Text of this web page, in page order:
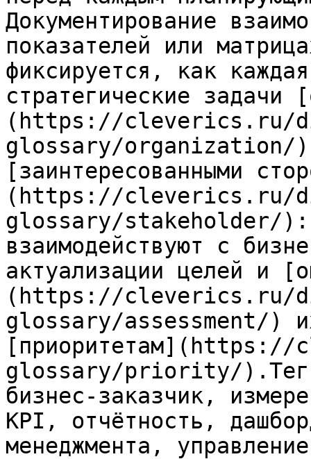
Документирование
показателей или
фиксируется, как
стратегические задачи
(https://cleverics.ru/
glossary/organization/
[заинтересованными
(https://cleverics.ru/
glossary/stakeholder/):
взаимодействуют с
актуализации целей и
(https://cleverics.ru/
glossary/assessment/)
glossary/priority/
бизнес-заказчик,
KPI, отчётность,
менеджмента,